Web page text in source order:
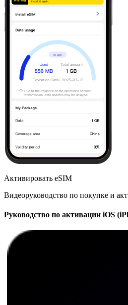
Активировать eSIM
Видеоруководство по покупке и
Руководство по активации iOS